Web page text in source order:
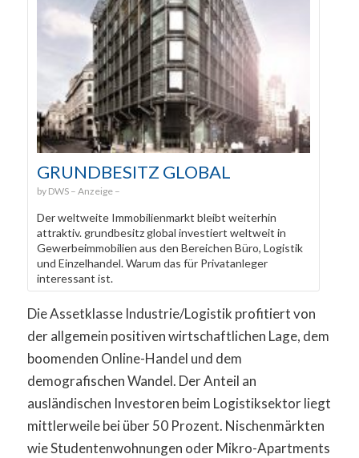
GRUNDBESITZ GLOBAL
DWS
Der weltweite Immobilienmarkt bleibt weiterhin
attraktiv. grundbesitz global investiert weltweit in
Gewerbeimmobilien aus den Bereichen Büro, Logistik
und Einzelhandel. Warum das für Privatanleger
interessant ist.
Die Assetklasse Industrie/Logistik profitiert von
der allgemein positiven wirtschaftlichen Lage, dem
boomenden Online-Handel und dem
demografischen Wandel. Der Anteil an
ausländischen Investoren beim Logistiksektor liegt
mittlerweile bei über 50 Prozent. Nischenmärkten
wie Studentenwohnungen oder Mikro-Apartments